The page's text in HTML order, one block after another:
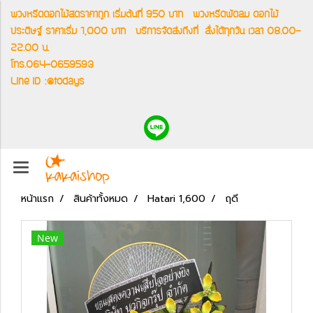
พวงหรีดดอกไม้สดราคาถูก เริ่มต้นที่ 950 บาท พวงหรีดพัดลม ดอกไม้
ประดิษฐ์ ราคาเริ่ม 1,000 บาท บริการจัดส่งถึงที่ สั่งได้ทุกวัน เวลา 08.00-
22.00 น.
โทร.064-0659593
Line ID :@todays
หน้าแรก สินค้าทั้งหมด Hatari 1,600 ฤดี
New